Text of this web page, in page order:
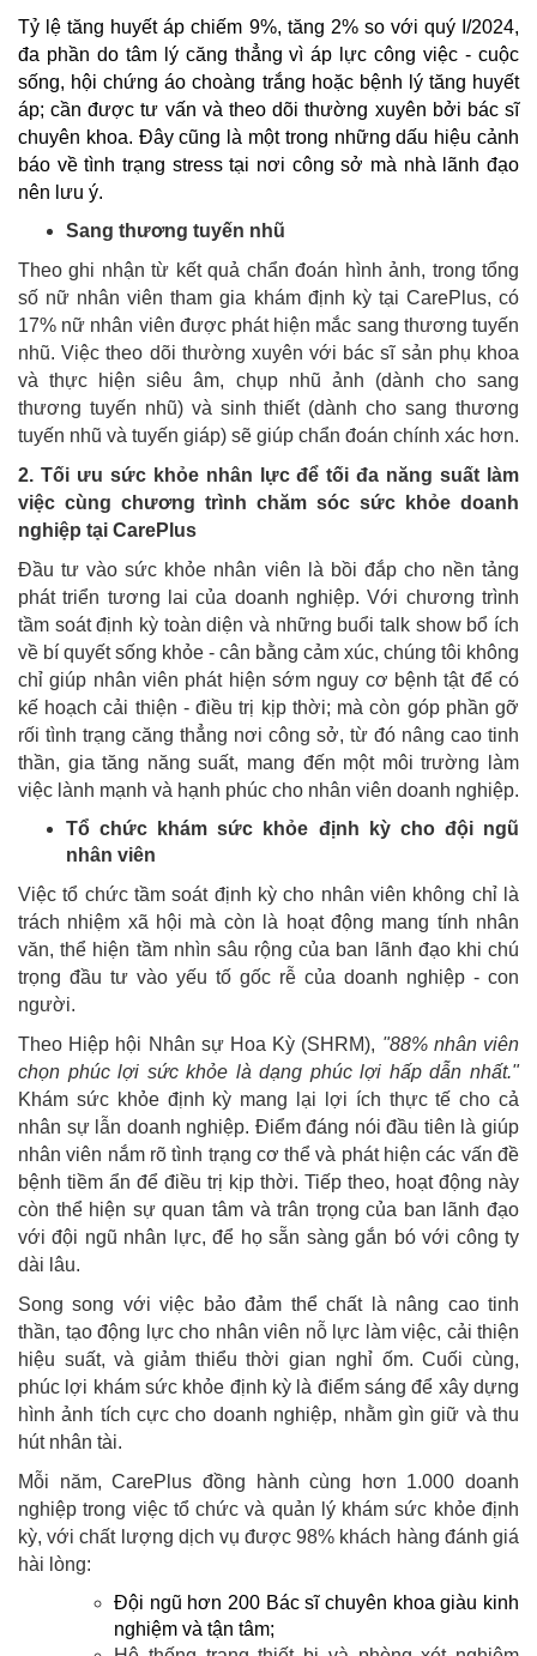
Tỷ lệ tăng huyết áp chiếm 9%, tăng 2% so với quý I/2024,
đa phần do tâm lý căng thẳng vì áp lực công việc - cuộc
sống, hội chứng áo choàng trắng hoặc bệnh lý tăng huyết
áp; cần được tư vấn và theo dõi thường xuyên bởi bác sĩ
chuyên khoa. Đây cũng là một trong những dấu hiệu cảnh
báo về tình trạng stress tại nơi công sở mà nhà lãnh đạo
nên lưu ý.
Sang thương tuyến nhũ
Theo ghi nhận từ kết quả chẩn đoán hình ảnh, trong tổng
số nữ nhân viên tham gia khám định kỳ tại CarePlus, có
17% nữ nhân viên được phát hiện mắc sang thương tuyến
nhũ. Việc theo dõi thường xuyên với bác sĩ sản phụ khoa
và thực hiện siêu âm, chụp nhũ ảnh (dành cho sang
thương tuyến nhũ) và sinh thiết (dành cho sang thương
tuyến nhũ và tuyến giáp) sẽ giúp chẩn đoán chính xác hơn.
2. Tối ưu sức khỏe nhân lực để tối đa năng suất làm
việc cùng chương trình chăm sóc sức khỏe doanh
nghiệp tại CarePlus
Đầu tư vào sức khỏe nhân viên là bồi đắp cho nền tảng
phát triển tương lai của doanh nghiệp. Với chương trình
tầm soát định kỳ toàn diện và những buổi talk show bổ ích
về bí quyết sống khỏe - cân bằng cảm xúc, chúng tôi không
chỉ giúp nhân viên phát hiện sớm nguy cơ bệnh tật để có
kế hoạch cải thiện - điều trị kịp thời; mà còn góp phần gỡ
rối tình trạng căng thẳng nơi công sở, từ đó nâng cao tinh
thần, gia tăng năng suất, mang đến một môi trường làm
việc lành mạnh và hạnh phúc cho nhân viên doanh nghiệp.
Tổ chức khám sức khỏe định kỳ cho đội ngũ
nhân viên
Việc tổ chức tầm soát định kỳ cho nhân viên không chỉ là
trách nhiệm xã hội mà còn là hoạt động mang tính nhân
văn, thể hiện tầm nhìn sâu rộng của ban lãnh đạo khi chú
trọng đầu tư vào yếu tố gốc rễ của doanh nghiệp - con
người.
Theo Hiệp hội Nhân sự Hoa Kỳ (SHRM), "88% nhân viên
chọn phúc lợi sức khỏe là dạng phúc lợi hấp dẫn nhất."
Khám sức khỏe định kỳ mang lại lợi ích thực tế cho cả
nhân sự lẫn doanh nghiệp. Điểm đáng nói đầu tiên là giúp
nhân viên nắm rõ tình trạng cơ thể và phát hiện các vấn đề
bệnh tiềm ẩn để điều trị kịp thời. Tiếp theo, hoạt động này
còn thể hiện sự quan tâm và trân trọng của ban lãnh đạo
với đội ngũ nhân lực, để họ sẵn sàng gắn bó với công ty
dài lâu.
Song song với việc bảo đảm thể chất là nâng cao tinh
thần, tạo động lực cho nhân viên nỗ lực làm việc, cải thiện
hiệu suất, và giảm thiểu thời gian nghỉ ốm. Cuối cùng,
phúc lợi khám sức khỏe định kỳ là điểm sáng để xây dựng
hình ảnh tích cực cho doanh nghiệp, nhằm gìn giữ và thu
hút nhân tài.
Mỗi năm, CarePlus đồng hành cùng hơn 1.000 doanh
nghiệp trong việc tổ chức và quản lý khám sức khỏe định
kỳ, với chất lượng dịch vụ được 98% khách hàng đánh giá
hài lòng:
Đội ngũ hơn 200 Bác sĩ chuyên khoa giàu kinh
nghiệm và tận tâm;